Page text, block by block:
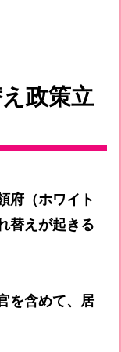
政策立
府（ホワイト
替えが起きる
を含めて、居